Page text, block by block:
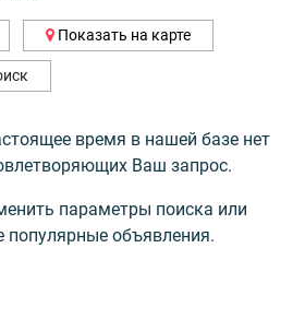
Показать на карте
время в нашей базе нет
Ваш запрос.
параметры поиска или
популярные объявления.